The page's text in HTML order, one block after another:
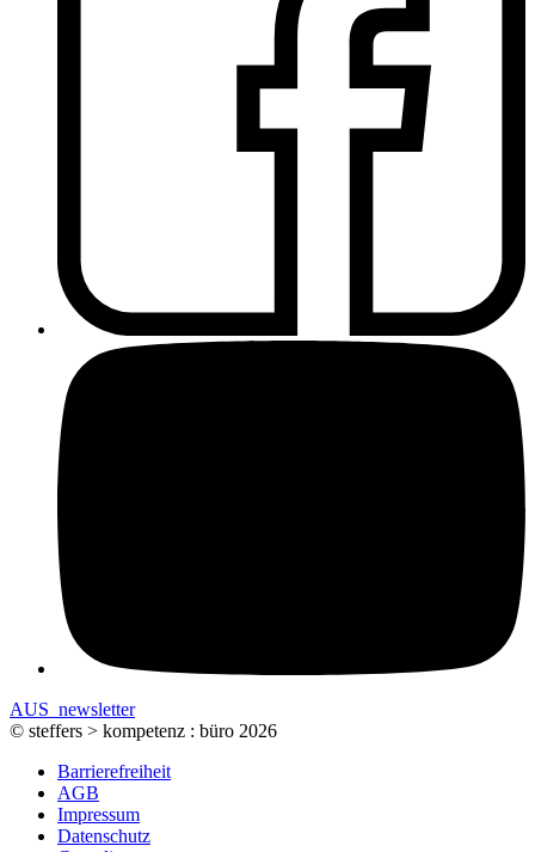
AUS_newsletter
© steffers > kompetenz : büro 2026
Barrierefreiheit
AGB
Impressum
Datenschutz